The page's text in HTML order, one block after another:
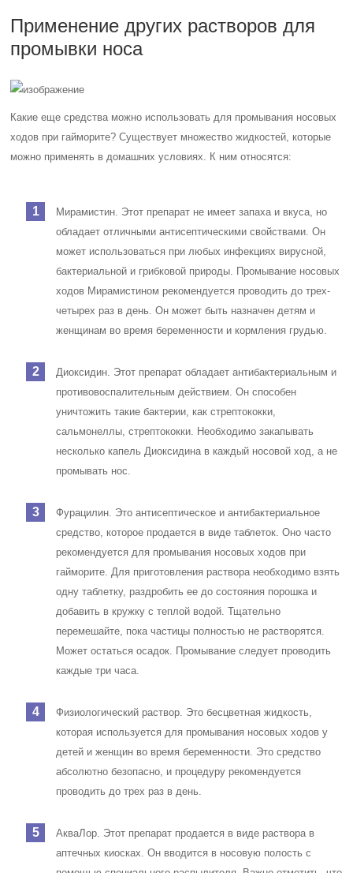
Применение других растворов для
промывки носа
Какие еще средства можно использовать для промывания носовых
ходов при гайморите? Существует множество жидкостей, которые
можно применять в домашних условиях. К ним относятся:
Мирамистин. Этот препарат не имеет запаха и вкуса, но
обладает отличными антисептическими свойствами. Он
может использоваться при любых инфекциях вирусной,
бактериальной и грибковой природы. Промывание носовых
ходов Мирамистином рекомендуется проводить до трех-
четырех раз в день. Он может быть назначен детям и
женщинам во время беременности и кормления грудью.
Диоксидин. Этот препарат обладает антибактериальным и
противовоспалительным действием. Он способен
уничтожить такие бактерии, как стрептококки,
сальмонеллы, стрептококки. Необходимо закапывать
несколько капель Диоксидина в каждый носовой ход, а не
промывать нос.
Фурацилин. Это антисептическое и антибактериальное
средство, которое продается в виде таблеток. Оно часто
рекомендуется для промывания носовых ходов при
гайморите. Для приготовления раствора необходимо взять
одну таблетку, раздробить ее до состояния порошка и
добавить в кружку с теплой водой. Тщательно
перемешайте, пока частицы полностью не растворятся.
Может остаться осадок. Промывание следует проводить
каждые три часа.
Физиологический раствор. Это бесцветная жидкость,
которая используется для промывания носовых ходов у
детей и женщин во время беременности. Это средство
абсолютно безопасно, и процедуру рекомендуется
проводить до трех раз в день.
АкваЛор. Этот препарат продается в виде раствора в
аптечных киосках. Он вводится в носовую полость с